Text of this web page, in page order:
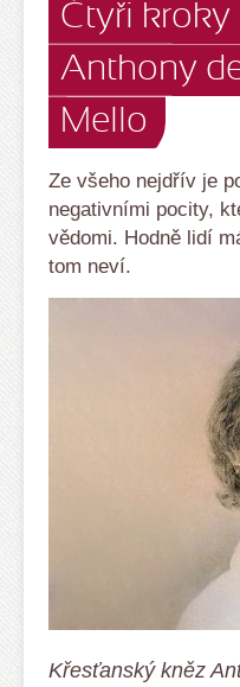
Čtyři kroky
Anthony
Mello
Ze všeho nejdřív je
negativními pocity,
vědomi. Hodně lidí
tom neví.
Křesťanský kněz